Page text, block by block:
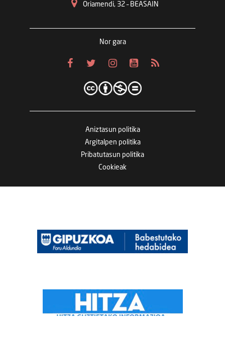
Oriamendi, 32 – BEASAIN
Nor gara
Aniztasun politika
Argitalpen politika
Pribatutasun politika
Cookieak